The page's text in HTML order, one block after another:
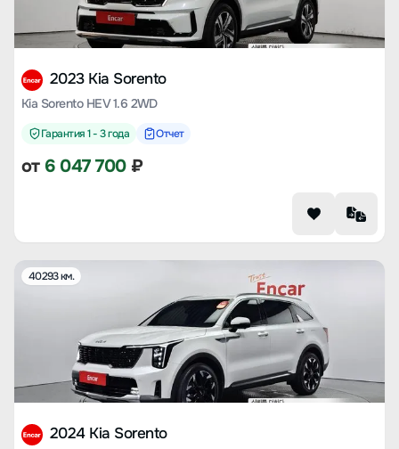
2023 Kia Sorento
Kia Sorento HEV 1.6 2WD
Гарантия 1 - 3 года Отчет
от 6 047 700₽
40293 км.
2024 Kia Sorento